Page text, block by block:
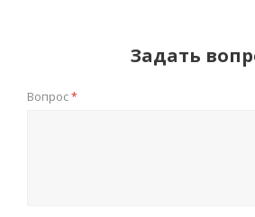
Задать
Вопрос*